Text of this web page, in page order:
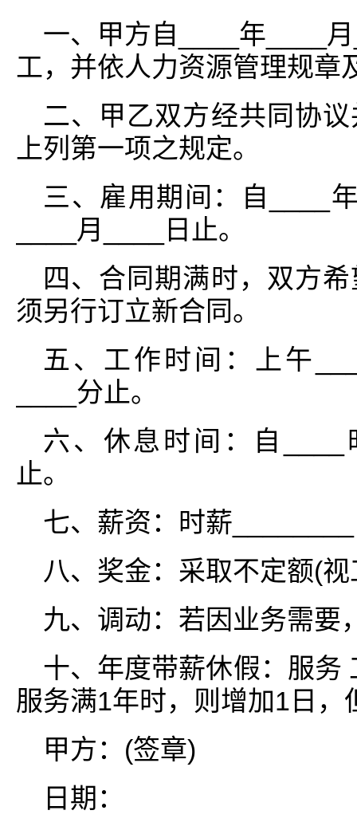
一、甲方自____年____
工，并依人力资源管理规章
二、甲乙双方经共同协
上列第一项之规定。
三、雇用期间：自____
____月____日止。
四、合同期满时，双方
须另行订立新合同。
五、工作时间：上午
____分止。
六、休息时间：自____
止。
七、薪资：时薪
八、奖金：采取不定额(
九、调动：若因业务需要
十、年度带薪休假：服务
服务满1年时，则增加1日
甲方：(签章)
日期：